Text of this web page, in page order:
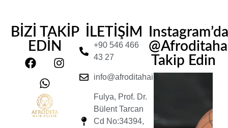
BİZİ TAKİP
EDİN
İLETİŞİM
+90 546 466
43 27
info@afroditahairclinic.com
Fulya, Prof. Dr.
Bülent Tarcan
Cd No:34394,
Instagram’da
Takip Edin